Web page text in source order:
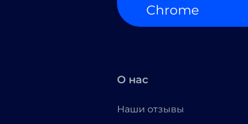
Chrome
О нас
Наши отзывы